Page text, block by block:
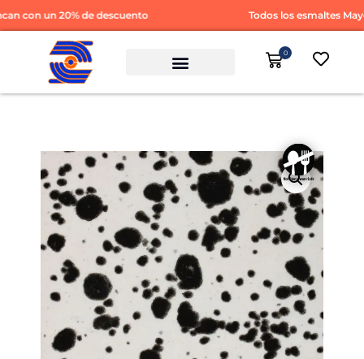
con un 20% de descuento Todos los esmaltes
0